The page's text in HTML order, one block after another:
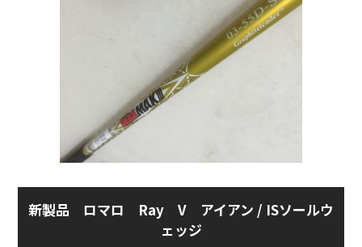
新製品 ロマロ Ray V アイアン / ISソールウ
ェッジ